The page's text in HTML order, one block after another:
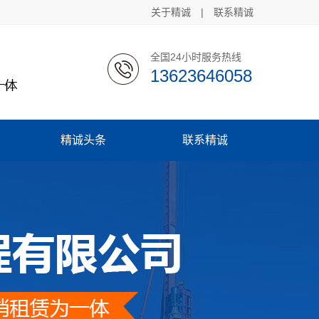
关于精诚 | 联系精诚
全国24小时服务热线
13623646058
精诚头条 联系精诚